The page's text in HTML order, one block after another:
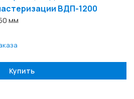
ВДП-1200
мм
Купить